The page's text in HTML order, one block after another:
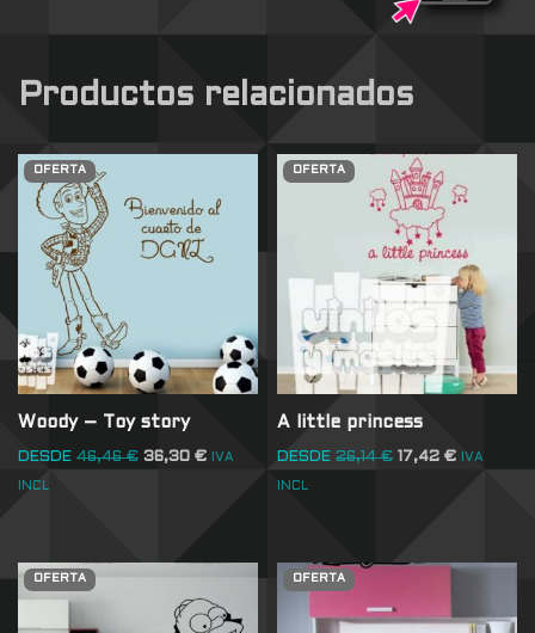
Productos relacionados
OFERTA
Woody – Toy story
DESDE 46,46€ 36,30 € IVA
INCL
OFERTA
A little princess
DESDE 26,14€ 17,42€ IVA
INCL
OFERTA OFERTA